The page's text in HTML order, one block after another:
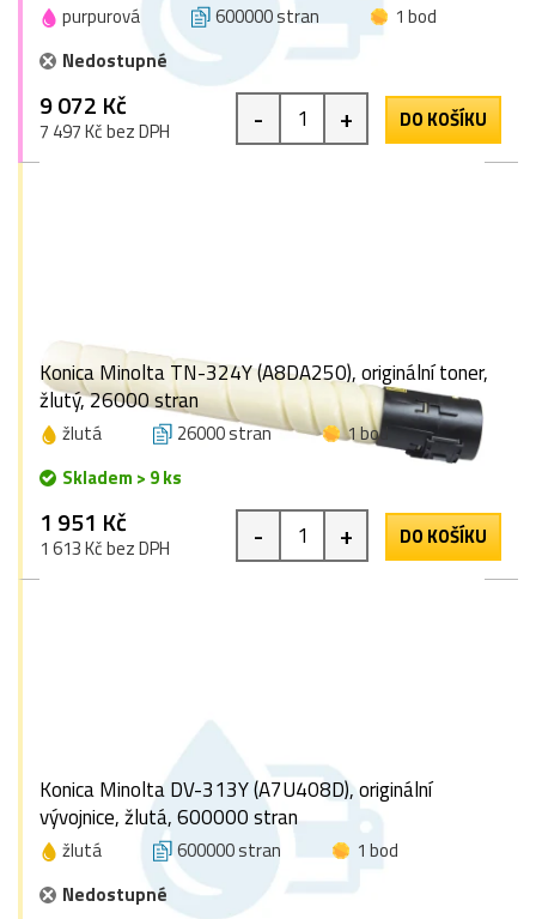
purpurová 600000 stran
1 bod
Nedostupné
9 072 Kč
7 497 Kč bez DPH - + DO KOŠÍKU
Konica Minolta TN-324Y (A8DA250), originální toner,
žlutý, 26000 stran
žlutá 26000 stran
1 bod
Skladem > 9 ks
1 951 Kč
1 613 Kč bez DPH - + DO KOŠÍKU
Konica Minolta DV-313Y (A7U408D), originální
vývojnice, žlutá, 600000 stran
žlutá 600000 stran
1 bod
Nedostupné